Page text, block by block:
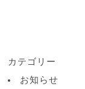
カテゴリー
お知らせ